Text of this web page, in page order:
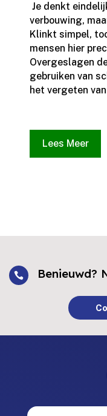
Je denkt
verbouwing,
Klinkt simpel,
mensen hier
Overgeslagen
gebruiken van
het vergeten
Lees Meer
 Benieuwd?